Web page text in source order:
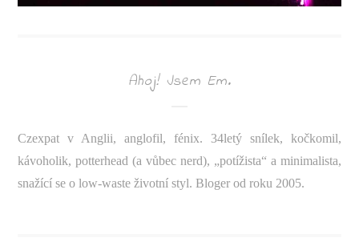
Ahoj! Jsem Em.
Czexpat v Anglii, anglofil, fénix. 34letý snílek, kočkomil,
kávoholik, potterhead (a vůbec nerd), „potížista“ a minimalista,
snažící se o low-waste životní styl. Bloger od roku 2005.